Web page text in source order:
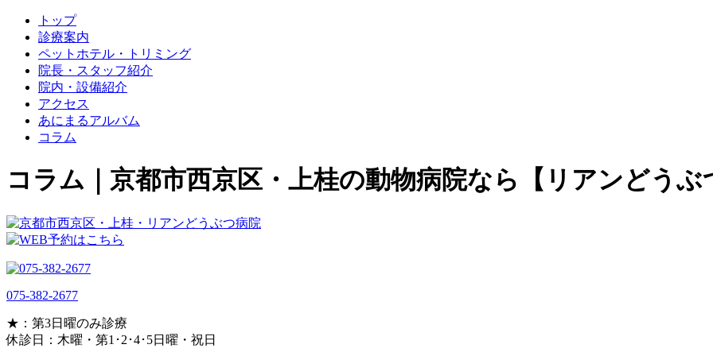
トップ
診療案内
ペットホテル・トリミング
院長・スタッフ紹介
院内・設備紹介
アクセス
あにまるアルバム
コラム
コラム｜京都市西京区・上桂の動物病院なら【リアンどうぶ
075-382-2677
★：第3日曜のみ診療
休診日：木曜・第1･2･4･5日曜・祝日